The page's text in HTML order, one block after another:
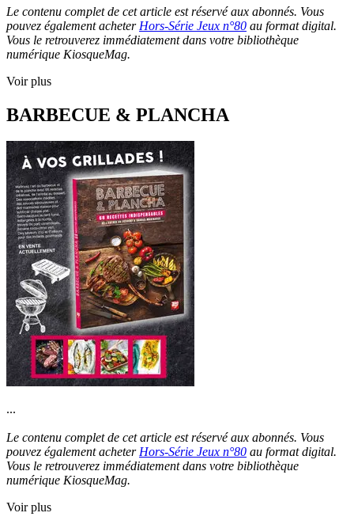
Le contenu complet de cet article est réservé aux abonnés. Vous
pouvez également acheter Hors-Série Jeux n°80 au format digital.
Vous le retrouverez immédiatement dans votre bibliothèque
numérique KiosqueMag.
Voir plus
BARBECUE & PLANCHA
...
Le contenu complet de cet article est réservé aux abonnés. Vous
pouvez également acheterHors-Série Jeux n°80 au format digital.
Vous le retrouverez immédiatement dans votre bibliothèque
numérique KiosqueMag.
Voir plus